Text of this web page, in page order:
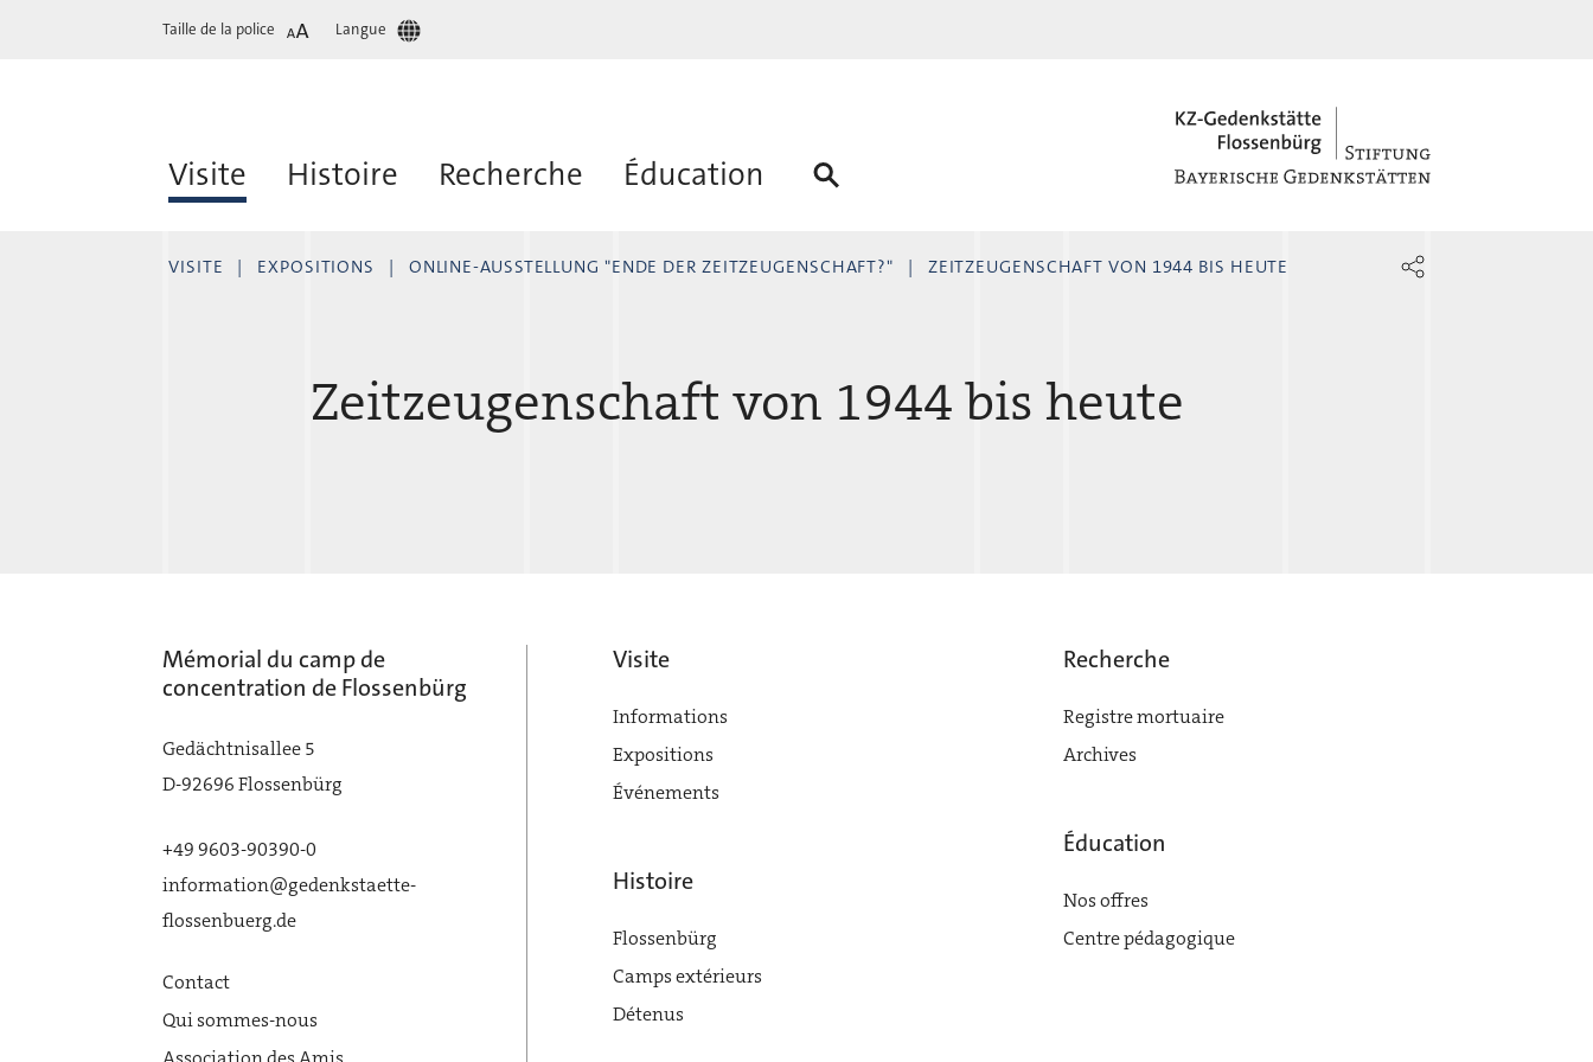
Taille de la police Langue
Visite Histoire Recherche Éducation
Gedächtnisallee 5
information@gedenkstaette-
flossenbuerg.de
VISITE EXPOSITIONS ONLINE-AUSSTELLUNG "ENDE DER ZEITZEUGENSCHAFT?" ZEITZEUGENSCHAFT VON 1944 BIS HEUTE
Zeitzeugenschaft von 1944 bis heute
Mémorial du camp de
concentration de Flossenbürg
Gedächtnisallee 5
D-92696 Flossenbürg
+49 9603-90390-0
information@gedenkstaette-
flossenbuerg.de
Contact
Qui sommes-nous
Visite
Informations
Expositions
Événements
Histoire
Flossenbürg
Camps extérieurs
Détenus
Recherche
Registre mortuaire
Archives
Éducation
Nos offres
Centre pédagogique